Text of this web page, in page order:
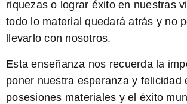
riquezas o lograr éxito en nuestras
todo lo material quedará atrás y no
llevarlo con nosotros.
Esta enseñanza nos recuerda la
poner nuestra esperanza y felicidad
posesiones materiales y el éxito